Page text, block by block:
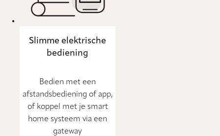
Slimme elektrische
bediening
Bedien met een
afstandsbediening of app,
of koppel met je smart
home systeem via een
gateway